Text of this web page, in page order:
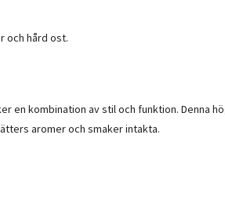
och hård ost.
en kombination av stil och funktion. Denna
aromer och smaker intakta.